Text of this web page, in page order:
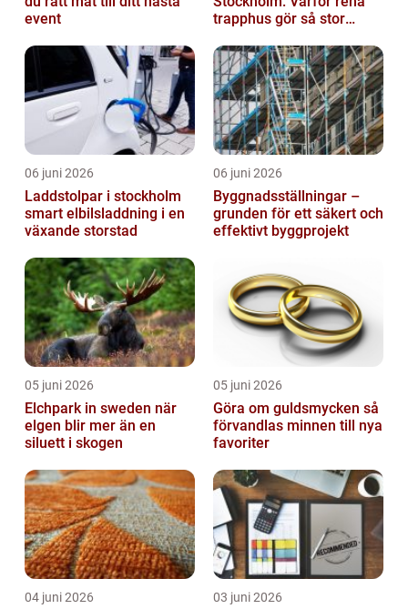
event
trapphus gör så stor
06 juni 2026
Laddstolpar i stockholm
smart elbilsladdning i en
växande storstad
06 juni 2026
Byggnadsställningar –
grunden för ett säkert och
effektivt byggprojekt
05 juni 2026
Elchpark in sweden när
elgen blir mer än en
siluett i skogen
05 juni 2026
Göra om guldsmycken så
förvandlas minnen till nya
favoriter
04 juni 2026 03 juni 2026